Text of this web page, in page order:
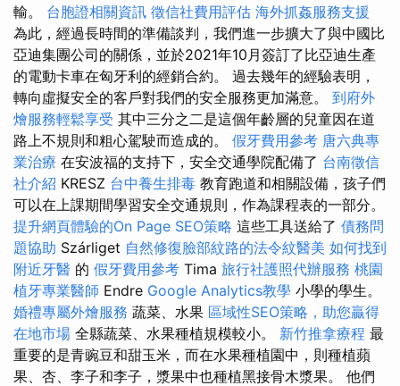
輸。 台胞證相關資訊 徵信社費用評估 海外抓姦服務支援
為此，經過長時間的準備談判，我們進一步擴大了與中國比
亞迪集團公司的關係，並於2021年10月簽訂了比亞迪生產
的電動卡車在匈牙利的經銷合約。 過去幾年的經驗表明，
轉向虛擬安全的客戶對我們的安全服務更加滿意。 到府外
燴服務輕鬆享受 其中三分之二是這個年齡層的兒童因在道
路上不規則和粗心駕駛而造成的。 假牙費用參考 唐六典專
業治療 在安波福的支持下，安全交通學院配備了 台南徵信
社介紹 KRESZ 台中養生排毒 教育跑道和相關設備，孩子們
可以在上課期間學習安全交通規則，作為課程表的一部分。
提升網頁體驗的On Page SEO策略 這些工具送給了 債務問
題協助 Szárliget 自然修復臉部紋路的法令紋醫美 如何找到
附近牙醫 的 假牙費用參考 Tima 旅行社護照代辦服務 桃園
植牙專業醫師 Endre Google Analytics教學 小學的學生。
婚禮專屬外燴服務 蔬菜、水果 區域性SEO策略，助您贏得
在地市場 全縣蔬菜、水果種植規模較小。 新竹推拿療程 最
重要的是青豌豆和甜玉米，而在水果種植園中，則種植蘋
果、杏、李子和李子，漿果中也種植黑接骨木漿果。 他們